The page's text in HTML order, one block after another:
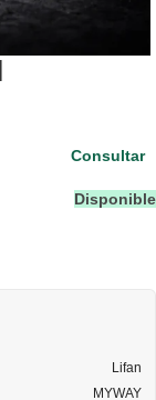
Disponible
Consultar
Lifan
MYWAY